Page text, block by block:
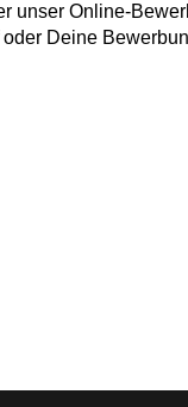
unser Online-
Deine